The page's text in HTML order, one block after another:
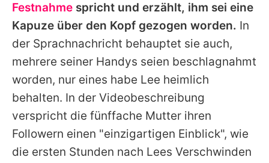
Nutzungsbedingungen
Utiq verwalten
Festnahme spricht und erzählt, ihm sei eine
Kapuze über den Kopf gezogen worden. In
der Sprachnachricht behauptet sie auch,
mehrere seiner Handys seien beschlagnahmt
worden, nur eines habe Lee heimlich
behalten. In der Videobeschreibung
verspricht die fünffache Mutter ihren
Followern einen "einzigartigen Einblick", wie
die ersten Stunden nach Lees Verschwinden